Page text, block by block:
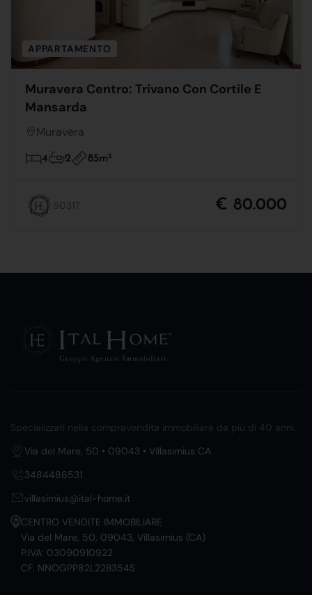
APPARTAMENTO
Muravera Centro: Trivano Con Cortile E
Mansarda
Muravera
4 2 85m2
50317 € 80.000
Specializzati nella compravendita immobiliare da più di 40 anni.
Via del Mare, 50 • 09043 • Villasimius CA
3484486531
villasimius@ital-home.it
CENTRO VENDITE IMMOBILIARE
Via del Mare, 50, 09043, Villasimius (CA)
P.IVA: 03090910922
CF: NNOGPP82L22B354S